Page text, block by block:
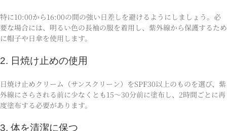
特に10:00から16:00の間の強い日差しを避けるようにしましょう。必
要な場合には、明るい色の長袖の服を着用し、紫外線から保護するため
に帽子や日傘を使用します。
2. 日焼け止めの使用
日焼け止めクリーム（サンスクリーン）をSPF30以上のものを選び、紫
外線にさらされる前に少なくとも15〜30分前に塗布し、2時間ごとに再
度塗布する必要があります。
3. 体を清潔に保つ